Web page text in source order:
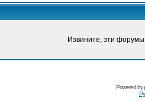
Извините, эти
Powered by